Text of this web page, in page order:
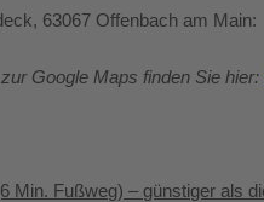
63067 Offenbach am Main:
Google Maps finden Sie hier:
Min. Fußweg) – günstiger als